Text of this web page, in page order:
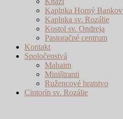
Kaplnka Horný Bankov
Kaplnka sv. Rozálie
Kostol sv. Ondreja
Pastoračné centrum
Kontakt
Spoločenstvá
Mahaim
Miništranti
Ružencové bratstvo
Cintorín sv. Rozálie